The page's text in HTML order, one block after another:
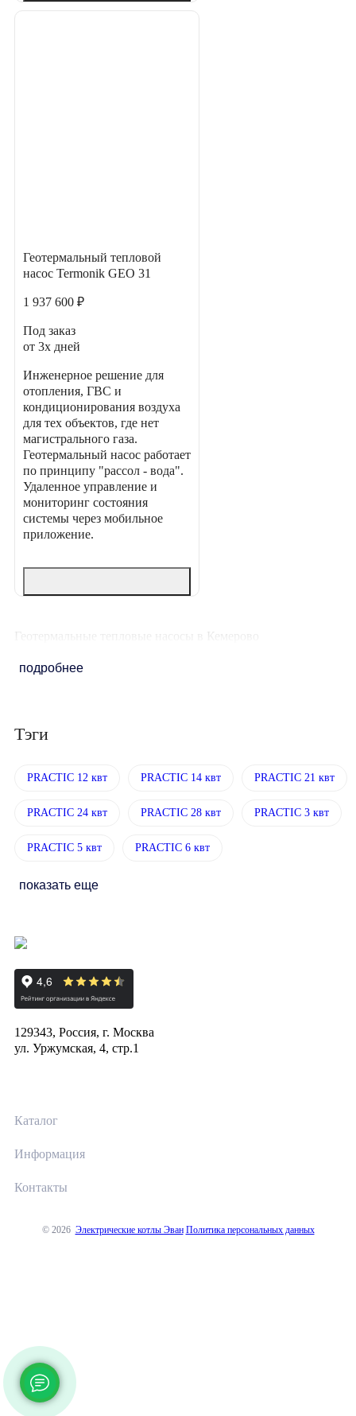
Геотермальный тепловой
насос Termonik GEO 31
1 937 600 ₽
Под заказ
от 3х дней
Инженерное решение для
отопления, ГВС и
кондиционирования воздуха
для тех объектов, где нет
магистрального газа.
Геотермальный насос работает
по принципу "рассол - вода".
Удаленное управление и
мониторинг состояния
системы через мобильное
приложение.
Геотермальные тепловые насосы в Кемерово
подробнее
Тэги
PRACTIC 12 квт PRACTIC 14 квт PRACTIC 21 квт
PRACTIC 24 квт PRACTIC 28 квт PRACTIC 3 квт
PRACTIC 5 квт PRACTIC 6 квт
показать еще
129343, Россия, г. Москва
ул. Уржумская, 4, стр.1
Каталог
Информация
Контакты
© 2026 Электрические котлы Эван Политика персональных данных